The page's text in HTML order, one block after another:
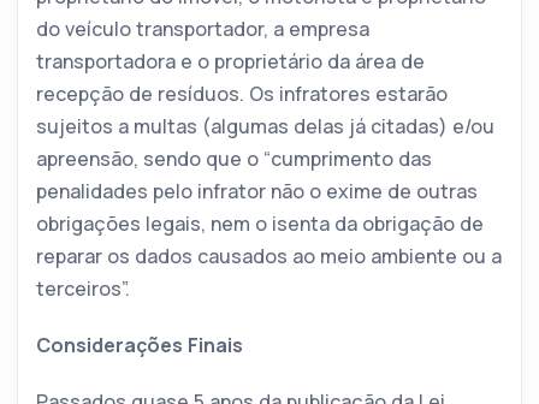
do veículo transportador, a empresa
transportadora e o proprietário da área de
recepção de resíduos. Os infratores estarão
sujeitos a multas (algumas delas já citadas) e/ou
apreensão, sendo que o “cumprimento das
penalidades pelo infrator não o exime de outras
obrigações legais, nem o isenta da obrigação de
reparar os dados causados ao meio ambiente ou a
terceiros”.
Considerações Finais